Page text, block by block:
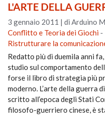
L'ARTE DELLA
3 gennaio 2011 |di Arduino
Conflitto e Teoria dei Giochi -
Ristrutturare la
Redatto più di duemila anni
studio sul comportamento
forse il libro di strategia più
moderno. L’arte della guerra
scritto all’epoca degli Stati
filosofo-guerriero cinese, è